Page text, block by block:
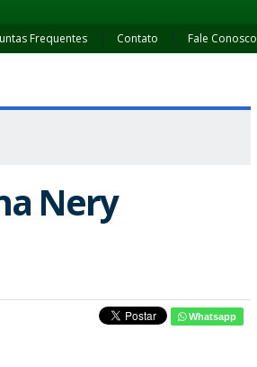
Frequentes Contato Fale Conosco
Nery
Whatsapp